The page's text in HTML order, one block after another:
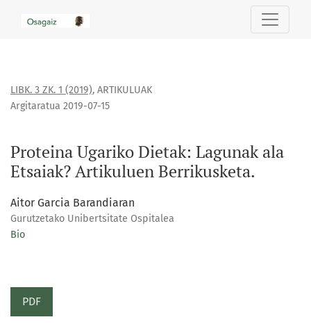
Proteina Ugariko Dietak: Lagunak ala Etsaiak? Artikuluen
LIBK. 3 ZK. 1 (2019), ARTIKULUAK
Proteina Ugariko Dietak: Lagunak ala
Etsaiak? Artikuluen Berrikusketa.
Argitaratua 2019-07-15
Aitor Garcia Barandiaran
Gurutzetako Unibertsitate Ospitalea
Bio
PDF